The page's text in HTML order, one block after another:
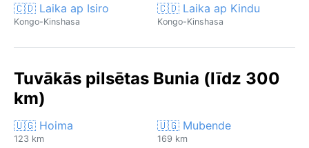
🇨🇩 Laika ap Isiro
Kongo-Kinshasa
🇨🇩 Laika ap Kindu
Kongo-Kinshasa
Tuvākās pilsētas Bunia (līdz 300
km)
🇺🇬 Hoima
123 km
🇺🇬 Mubende
169 km